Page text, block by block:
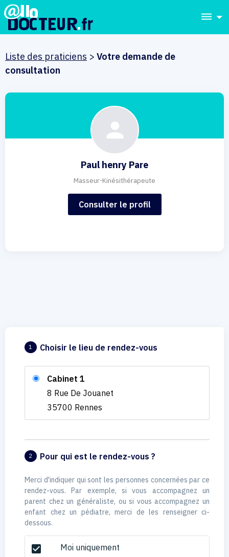
dehaze
Liste des praticiens > Votre demande de
consultation
Paul henry Pare
Masseur-Kinésithérapeute
Consulter le profil
1 Choisir le lieu de rendez-vous
Cabinet 1
8 Rue De Jouanet
35700 Rennes
2 Pour qui est le rendez-vous ?
Merci d'indiquer qui sont les personnes concernées par ce
rendez-vous. Par exemple, si vous accompagnez un
parent chez un généraliste, ou si vous accompagnez un
enfant chez un pédiatre, merci de les renseigner ci-
dessous.
check_box Moi uniquement